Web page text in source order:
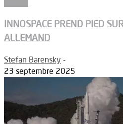
INNOSPACE PREND PIED
ALLEMAND
Stefan Barensky -
23 septembre 2025